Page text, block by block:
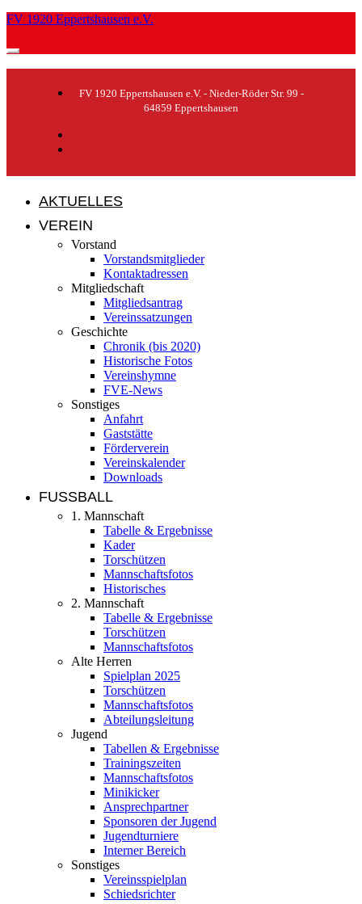
FV 1920 Eppertshausen e.V.
FV 1920 Eppertshausen e.V. - Nieder-Röder Str. 99 -
64859 Eppertshausen
AKTUELLES
VEREIN
Vorstand
Vorstandsmitglieder
Kontaktadressen
Mitgliedschaft
Mitgliedsantrag
Vereinssatzungen
Geschichte
Chronik (bis 2020)
Historische Fotos
Vereinshymne
FVE-News
Sonstiges
Anfahrt
Gaststätte
Förderverein
Vereinskalender
Downloads
FUSSBALL
1. Mannschaft
Tabelle & Ergebnisse
Kader
Torschützen
Mannschaftsfotos
Historisches
2. Mannschaft
Tabelle & Ergebnisse
Torschützen
Mannschaftsfotos
Alte Herren
Spielplan 2025
Torschützen
Mannschaftsfotos
Abteilungsleitung
Jugend
Tabellen & Ergebnisse
Trainingszeiten
Mannschaftsfotos
Minikicker
Ansprechpartner
Sponsoren der Jugend
Jugendturniere
Interner Bereich
Sonstiges
Vereinsspielplan
Schiedsrichter